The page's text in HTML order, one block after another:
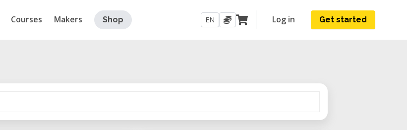
Courses Makers Shop EN Log in Get started